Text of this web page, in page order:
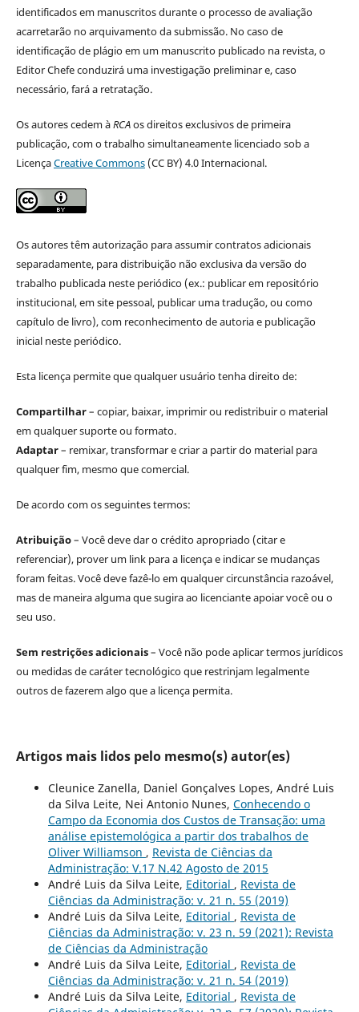
identificados em manuscritos durante o processo de avaliação
acarretarão no arquivamento da submissão. No caso de
identificação de plágio em um manuscrito publicado na revista, o
Editor Chefe conduzirá uma investigação preliminar e, caso
necessário, fará a retratação.
Os autores cedem àRCAos direitos exclusivos de primeira
publicação, com o trabalho simultaneamente licenciado sob a
LicençaCreative Commons(CC BY) 4.0 Internacional.
Os autores têm autorização para assumir contratos adicionais
separadamente, para distribuição não exclusiva da versão do
trabalho publicada neste periódico (ex.: publicar em repositório
institucional, em site pessoal, publicar uma tradução, ou como
capítulo de livro), com reconhecimento de autoria e publicação
inicial neste periódico.
Esta licença permite que qualquer usuário tenha direito de:
Compartilhar– copiar, baixar, imprimir ou redistribuir o material
em qualquer suporte ou formato.
Adaptar– remixar, transformar e criar a partir do material para
qualquer fim, mesmo que comercial.
De acordo com os seguintes termos:
Atribuição– Você deve dar o crédito apropriado (citar e
referenciar), prover um link para a licença e indicar se mudanças
foram feitas. Você deve fazê-lo em qualquer circunstância razoável,
mas de maneira alguma que sugira ao licenciante apoiar você ou o
seu uso.
Sem restrições adicionais– Você não pode aplicar termos jurídicos
ou medidas de caráter tecnológico que restrinjam legalmente
outros de fazerem algo que a licença permita.
Artigos mais lidos pelo mesmo(s) autor(es)
Cleunice Zanella, Daniel Gonçalves Lopes, André Luis
da Silva Leite, Nei Antonio Nunes, Conhecendo o
Campo da Economia dos Custos de Transação: uma
análise epistemológica a partir dos trabalhos de
Oliver Williamson , Revista de Ciências da
Administração: V.17 N.42 Agosto de 2015
André Luis da Silva Leite, Editorial , Revista de
Ciências da Administração: v. 21 n. 55 (2019)
André Luis da Silva Leite, Editorial , Revista de
Ciências da Administração: v. 23 n. 59 (2021): Revista
de Ciências da Administração
André Luis da Silva Leite, Editorial , Revista de
Ciências da Administração: v. 21 n. 54 (2019)
André Luis da Silva Leite, Editorial , Revista de